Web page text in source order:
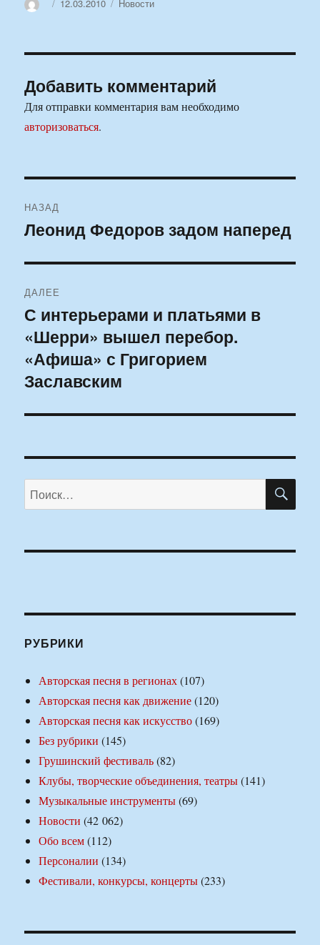
АвторОпубликовано
12.03.2010 Рубрики
Новости
Добавить комментарий
Для отправки комментария вам необходимо
авторизоваться.
по
НАЗАД
Предыдущая
Леонид Федоров задом наперед
ДАЛЕЕ
Следующая
запись:
С интерьерами и платьями в
«Шерри» вышел перебор.
«Афиша» с Григорием
Заславским
Искать:
РУБРИКИ
Авторская песня в регионах(107)
Авторская песня как движение(120)
Авторская песня как искусство(169)
Без рубрики (145)
Грушинский фестиваль(82)
Клубы, творческие объединения, театры(141)
Музыкальные инструменты(69)
Новости (42 062)
Обо всем(112)
Персоналии (134)
Фестивали, конкурсы, концерты(233)